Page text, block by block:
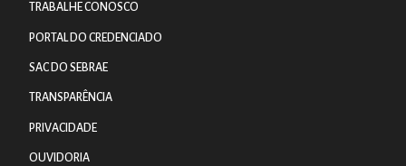
TRABALHE CONOSCO
PORTAL DO CREDENCIADO
SAC DO SEBRAE
TRANSPARÊNCIA
PRIVACIDADE
OUVIDORIA